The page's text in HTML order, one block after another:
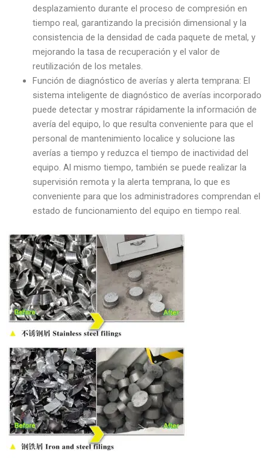
desplazamiento durante el proceso de compresión en
tiempo real, garantizando la precisión dimensional y la
consistencia de la densidad de cada paquete de metal, y
mejorando la tasa de recuperación y el valor de
reutilización de los metales.
Función de diagnóstico de averías y alerta temprana: El
sistema inteligente de diagnóstico de averías incorporado
puede detectar y mostrar rápidamente la información de
avería del equipo, lo que resulta conveniente para que el
personal de mantenimiento localice y solucione las
averías a tiempo y reduzca el tiempo de inactividad del
equipo. Al mismo tiempo, también se puede realizar la
supervisión remota y la alerta temprana, lo que es
conveniente para que los administradores comprendan el
estado de funcionamiento del equipo en tiempo real.